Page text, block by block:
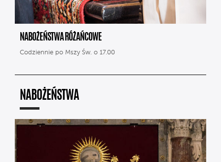
NABOŻEŃSTWA RÓŻAŃCOWE
Codziennie po Mszy Św. o 17.00
NABOŻEŃSTWA